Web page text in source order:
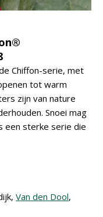
Chiffon-serie, met
tot warm
zijn van nature
Snoei mag
een sterke serie die
Van den Dool,